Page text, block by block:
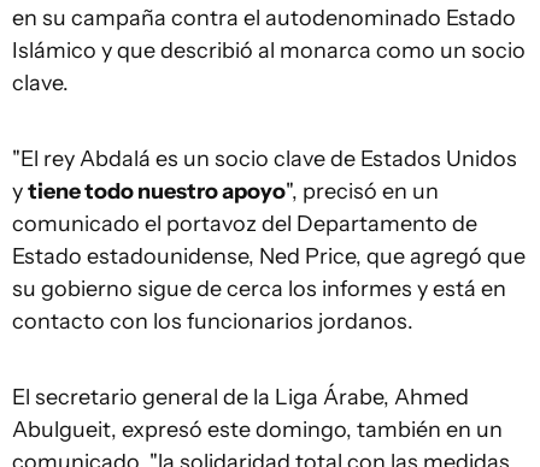
en su campaña contra el autodenominado Estado
Islámico y que describió al monarca como un socio
clave.
"El rey Abdalá es un socio clave de Estados Unidos
ytiene todo nuestro apoyo", precisó en un
comunicado el portavoz del Departamento de
Estado estadounidense, Ned Price, que agregó que
su gobierno sigue de cerca los informes y está en
contacto con los funcionarios jordanos.
El secretario general de la Liga Árabe, Ahmed
Abulgueit, expresó este domingo, también en un